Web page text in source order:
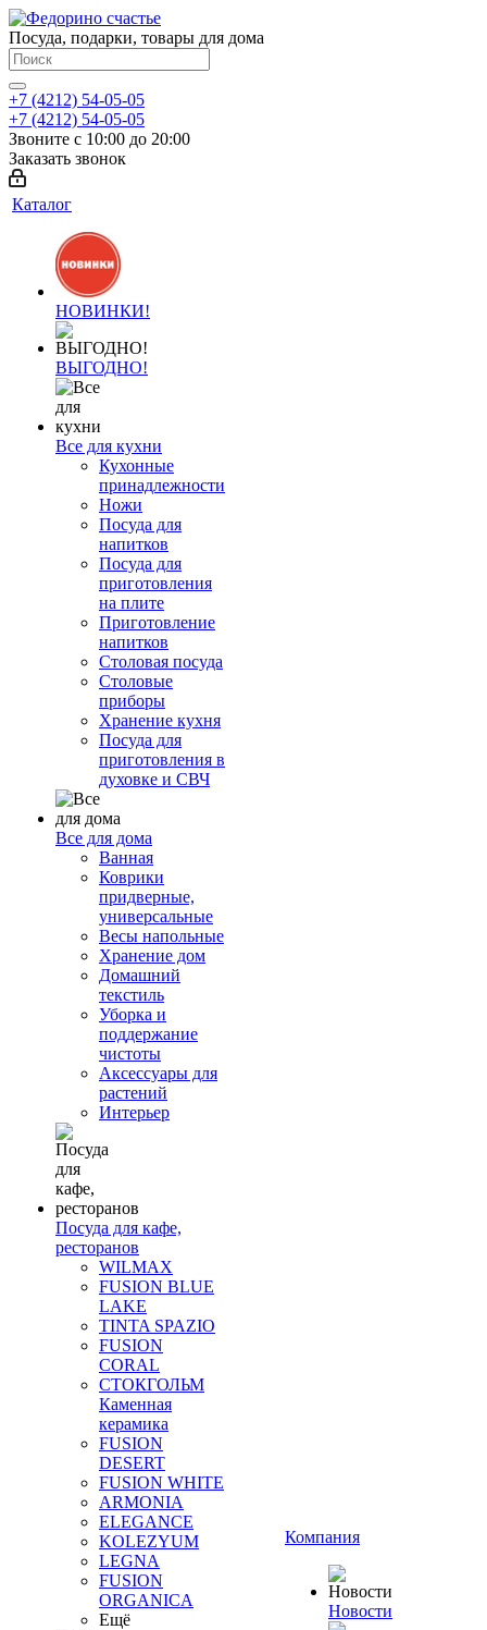
Посуда, подарки, товары для дома
+7 (4212) 54-05-05
+7 (4212) 54-05-05
Звоните с 10:00 до 20:00
Заказать звонок
Каталог
НОВИНКИ!
ВЫГОДНО!
Все для кухни
Кухонные
принадлежности
Ножи
Посуда для
напитков
Посуда для
приготовления
на плите
Приготовление
напитков
Столовая посуда
Столовые
приборы
Хранение кухня
Посуда для
приготовления в
духовке и СВЧ
Все для дома
Ванная
Коврики
придверные,
универсальные
Весы напольные
Хранение дом
Домашний
текстиль
Уборка и
поддержание
чистоты
Аксессуары для
растений
Интерьер
Посуда для кафе,
ресторанов
WILMAX
FUSION BLUE
LAKE
TINTA SPAZIO
FUSION
CORAL
СТОКГОЛЬМ
Каменная
керамика
FUSION
DESERT
FUSION WHITE
ARMONIA
ELEGANCE
KOLEZYUM
LEGNA
FUSION
ORGANICA
Ещё
Компания
Новости